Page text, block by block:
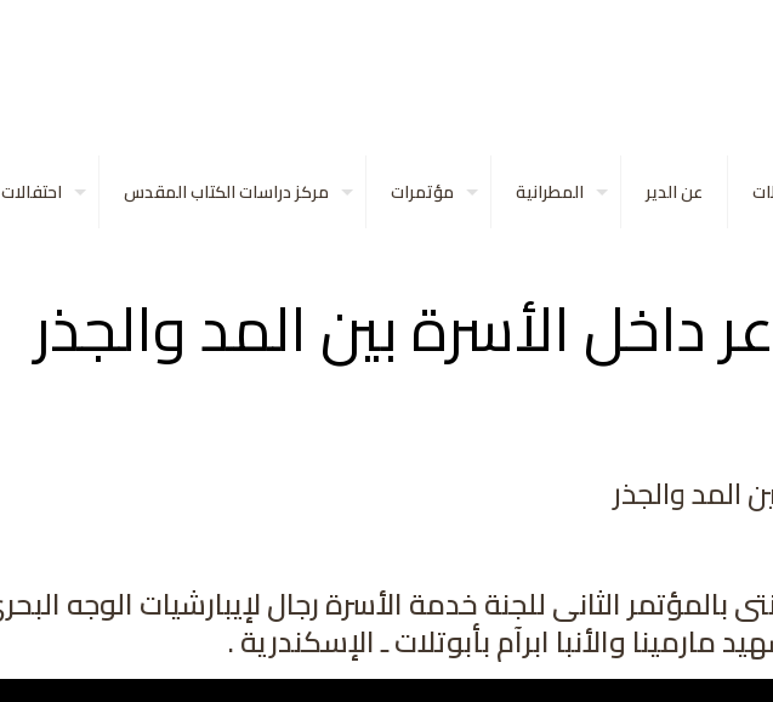
عن الدير المطرانية مؤتمرات مركز دراسات الكتاب المقدس احتفالات
داخل الأسرة بين المد والجذر
المد والجذر